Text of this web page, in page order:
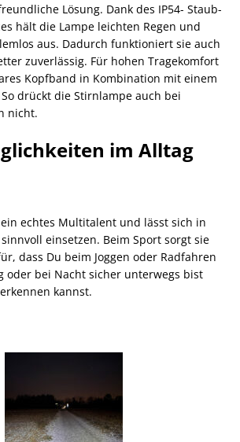
Lösung. Dank des IP54- Staub-
hält die Lampe leichten Regen und
aus. Dadurch funktioniert sie auch
zuverlässig. Für hohen Tragekomfort
Kopfband in Kombination mit einem
drückt die Stirnlampe auch bei
nicht.
im Alltag
echtes Multitalent und lässt sich in
einsetzen. Beim Sport sorgt sie
dass Du beim Joggen oder Radfahren
oder bei Nacht sicher unterwegs bist
kannst.